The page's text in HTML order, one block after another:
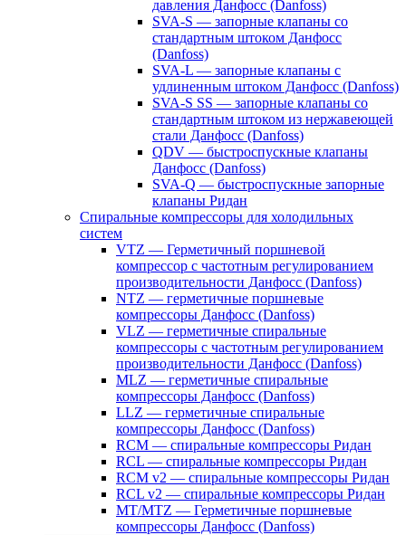
давления Данфосс (Danfoss)
SVA-S — запорные клапаны со
стандартным штоком Данфосс
(Danfoss)
SVA-L — запорные клапаны с
удлиненным штоком Данфосс (Danfoss)
SVA-S SS — запорные клапаны со
стандартным штоком из нержавеющей
стали Данфосс (Danfoss)
QDV — быстроспускные клапаны
Данфосс (Danfoss)
SVA-Q — быстроспускные запорные
клапаны Ридан
Спиральные компрессоры для холодильных
систем
VTZ — Герметичный поршневой
компрессор с частотным регулированием
производительности Данфосс (Danfoss)
NTZ — герметичные поршневые
компрессоры Данфосс (Danfoss)
VLZ — герметичные спиральные
компрессоры с частотным регулированием
производительности Данфосс (Danfoss)
MLZ — герметичные спиральные
компрессоры Данфосс (Danfoss)
LLZ — герметичные спиральные
компрессоры Данфосс (Danfoss)
RCM — спиральные компрессоры Ридан
RCL — спиральные компрессоры Ридан
RCM v2 — спиральные компрессоры Ридан
RCL v2 — спиральные компрессоры Ридан
MT/MTZ — Герметичные поршневые
компрессоры Данфосс (Danfoss)